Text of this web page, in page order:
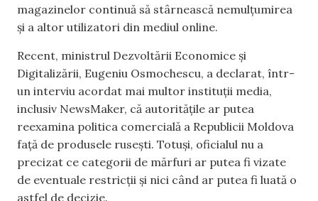
magazinelor continuă să stârnească nemulțumirea
și a altor utilizatori din mediul online.
Recent, ministrul Dezvoltării Economice și
Digitalizării, Eugeniu Osmochescu, a declarat, într-
un interviu acordat mai multor instituții media,
inclusiv NewsMaker, că autoritățile ar putea
reexamina politica comercială a Republicii Moldova
față de produsele rusești. Totuși, oficialul nu a
precizat ce categorii de mărfuri ar putea fi vizate
de eventuale restricții și nici când ar putea fi luată o
astfel de decizie.